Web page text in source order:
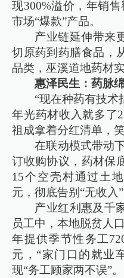
现300%溢价，年销
市场“爆款”产品。
产业链延伸带来
切原药到药膳食品，
品类，巫溪道地药材
惠泽民生：药脉
“现在种药有技
年光药材收入就多了
祖成拿着分红清单，
在联动模式带动
订收购协议，药材保
15个空壳村通过土
元，彻底告别“无收入”
产业红利惠及千
员工中，本地脱贫人
年提供季节性务工
元，“家门口的就业
现“务工顾家两不误”。